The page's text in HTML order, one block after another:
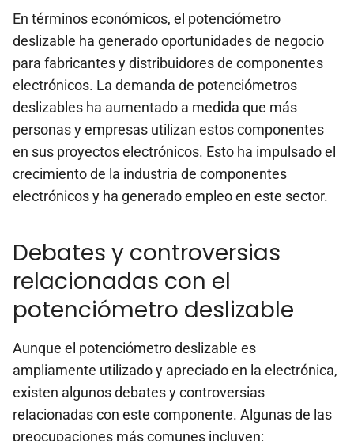
En términos económicos, el potenciómetro
deslizable ha generado oportunidades de negocio
para fabricantes y distribuidores de componentes
electrónicos. La demanda de potenciómetros
deslizables ha aumentado a medida que más
personas y empresas utilizan estos componentes
en sus proyectos electrónicos. Esto ha impulsado el
crecimiento de la industria de componentes
electrónicos y ha generado empleo en este sector.
Debates y controversias
relacionadas con el
potenciómetro deslizable
Aunque el potenciómetro deslizable es
ampliamente utilizado y apreciado en la electrónica,
existen algunos debates y controversias
relacionadas con este componente. Algunas de las
preocupaciones más comunes incluyen: